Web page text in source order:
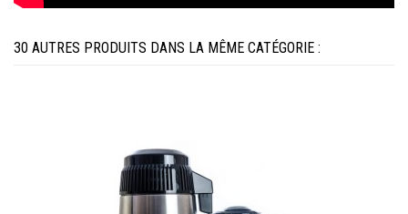
30 AUTRES PRODUITS DANS LA MÊME CATÉGORIE :